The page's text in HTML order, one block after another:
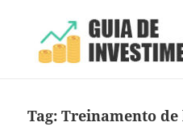
Tag:Treinamento